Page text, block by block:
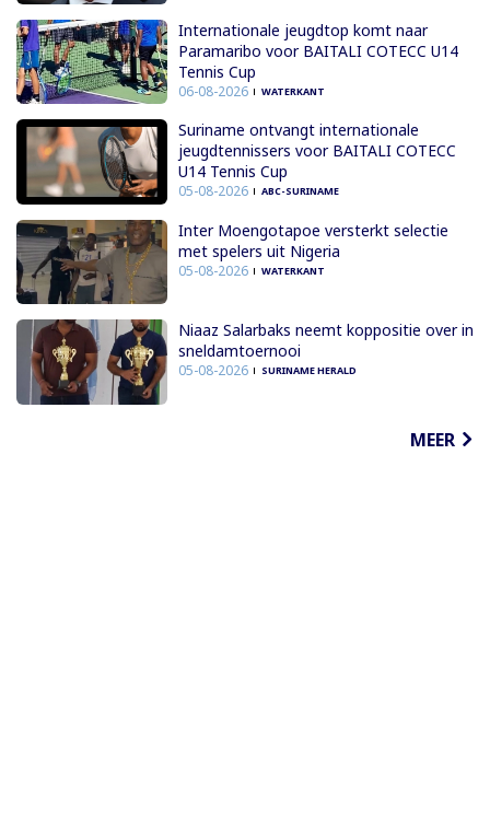
Internationale jeugdtop komt naar
Paramaribo voor BAITALI COTECC U14
Tennis Cup
06-08-2026 WATERKANT
Suriname ontvangt internationale
jeugdtennissers voor BAITALI COTECC
U14 Tennis Cup
05-08-2026 ABC-SURINAME
Inter Moengotapoe versterkt selectie
met spelers uit Nigeria
05-08-2026 WATERKANT
Niaaz Salarbaks neemt koppositie over in
sneldamtoernooi
05-08-2026 SURINAME HERALD
MEER